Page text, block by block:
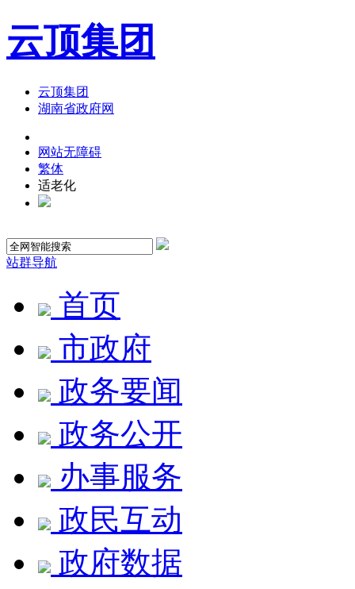
云顶集团
云顶集团
湖南省政府网
网站无障碍
繁体
适老化
站群导航
首页
市政府
政务要闻
政务公开
办事服务
政民互动
政府数据